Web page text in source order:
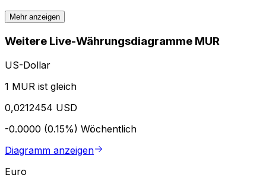
Mehr anzeigen
Weitere Live-Währungsdiagramme MUR
US-Dollar
1 MUR ist gleich
0,0212454 USD
-0.0000 (0.15%) Wöchentlich
Diagramm anzeigen
Euro